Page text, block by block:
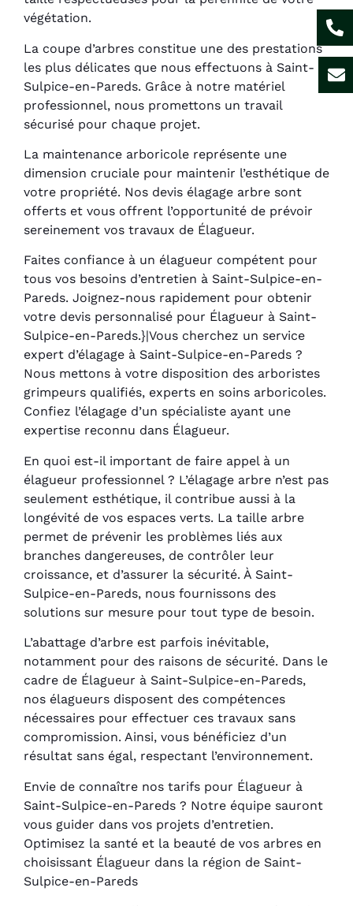
végétation.
La coupe d’arbres constitue une des prestations
les plus délicates que nous effectuons à Saint-
Sulpice-en-Pareds. Grâce à notre matériel
professionnel, nous promettons un travail
sécurisé pour chaque projet.
La maintenance arboricole représente une
dimension cruciale pour maintenir l’esthétique de
votre propriété. Nos devis élagage arbre sont
offerts et vous offrent l’opportunité de prévoir
sereinement vos travaux de Élagueur.
Faites confiance à un élagueur compétent pour
tous vos besoins d’entretien à Saint-Sulpice-en-
Pareds. Joignez-nous rapidement pour obtenir
votre devis personnalisé pour Élagueur à Saint-
Sulpice-en-Pareds.}|Vous cherchez un service
expert d’élagage à Saint-Sulpice-en-Pareds ?
Nous mettons à votre disposition des arboristes
grimpeurs qualifiés, experts en soins arboricoles.
Confiez l’élagage d’un spécialiste ayant une
expertise reconnu dans Élagueur.
En quoi est-il important de faire appel à un
élagueur professionnel ? L’élagage arbre n’est pas
seulement esthétique, il contribue aussi à la
longévité de vos espaces verts. La taille arbre
permet de prévenir les problèmes liés aux
branches dangereuses, de contrôler leur
croissance, et d’assurer la sécurité. À Saint-
Sulpice-en-Pareds, nous fournissons des
solutions sur mesure pour tout type de besoin.
L’abattage d’arbre est parfois inévitable,
notamment pour des raisons de sécurité. Dans le
cadre de Élagueur à Saint-Sulpice-en-Pareds,
nos élagueurs disposent des compétences
nécessaires pour effectuer ces travaux sans
compromission. Ainsi, vous bénéficiez d’un
résultat sans égal, respectant l’environnement.
Envie de connaître nos tarifs pour Élagueur à
Saint-Sulpice-en-Pareds ? Notre équipe sauront
vous guider dans vos projets d’entretien.
Optimisez la santé et la beauté de vos arbres en
choisissant Élagueur dans la région de Saint-
Sulpice-en-Pareds